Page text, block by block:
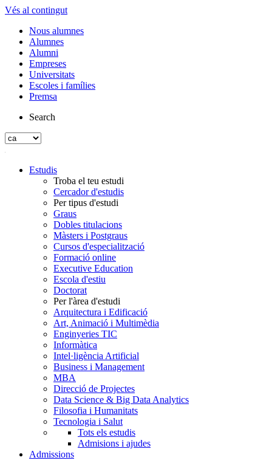
Vés al contingut
Nous alumnes
Alumnes
Alumni
Empreses
Universitats
Escoles i famílies
Premsa
Search
Estudis
Troba el teu estudi
Cercador d'estudis
Per tipus d'estudi
Graus
Dobles titulacions
Màsters i Postgraus
Cursos d'especialització
Formació online
Executive Education
Escola d'estiu
Doctorat
Per l'àrea d'estudi
Arquitectura i Edificació
Art, Animació i Multimèdia
Enginyeries TIC
Informàtica
Intel·ligència Artificial
Business i Management
MBA
Direcció de Projectes
Data Science & Big Data Analytics
Filosofia i Humanitats
Tecnologia i Salut
Tots els estudis
Admisions i ajudes
Admissions